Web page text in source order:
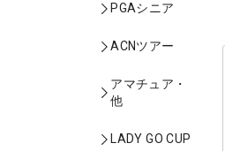
PGAシニア
ACNツアー
アマチュア・
他
LADY GO CUP